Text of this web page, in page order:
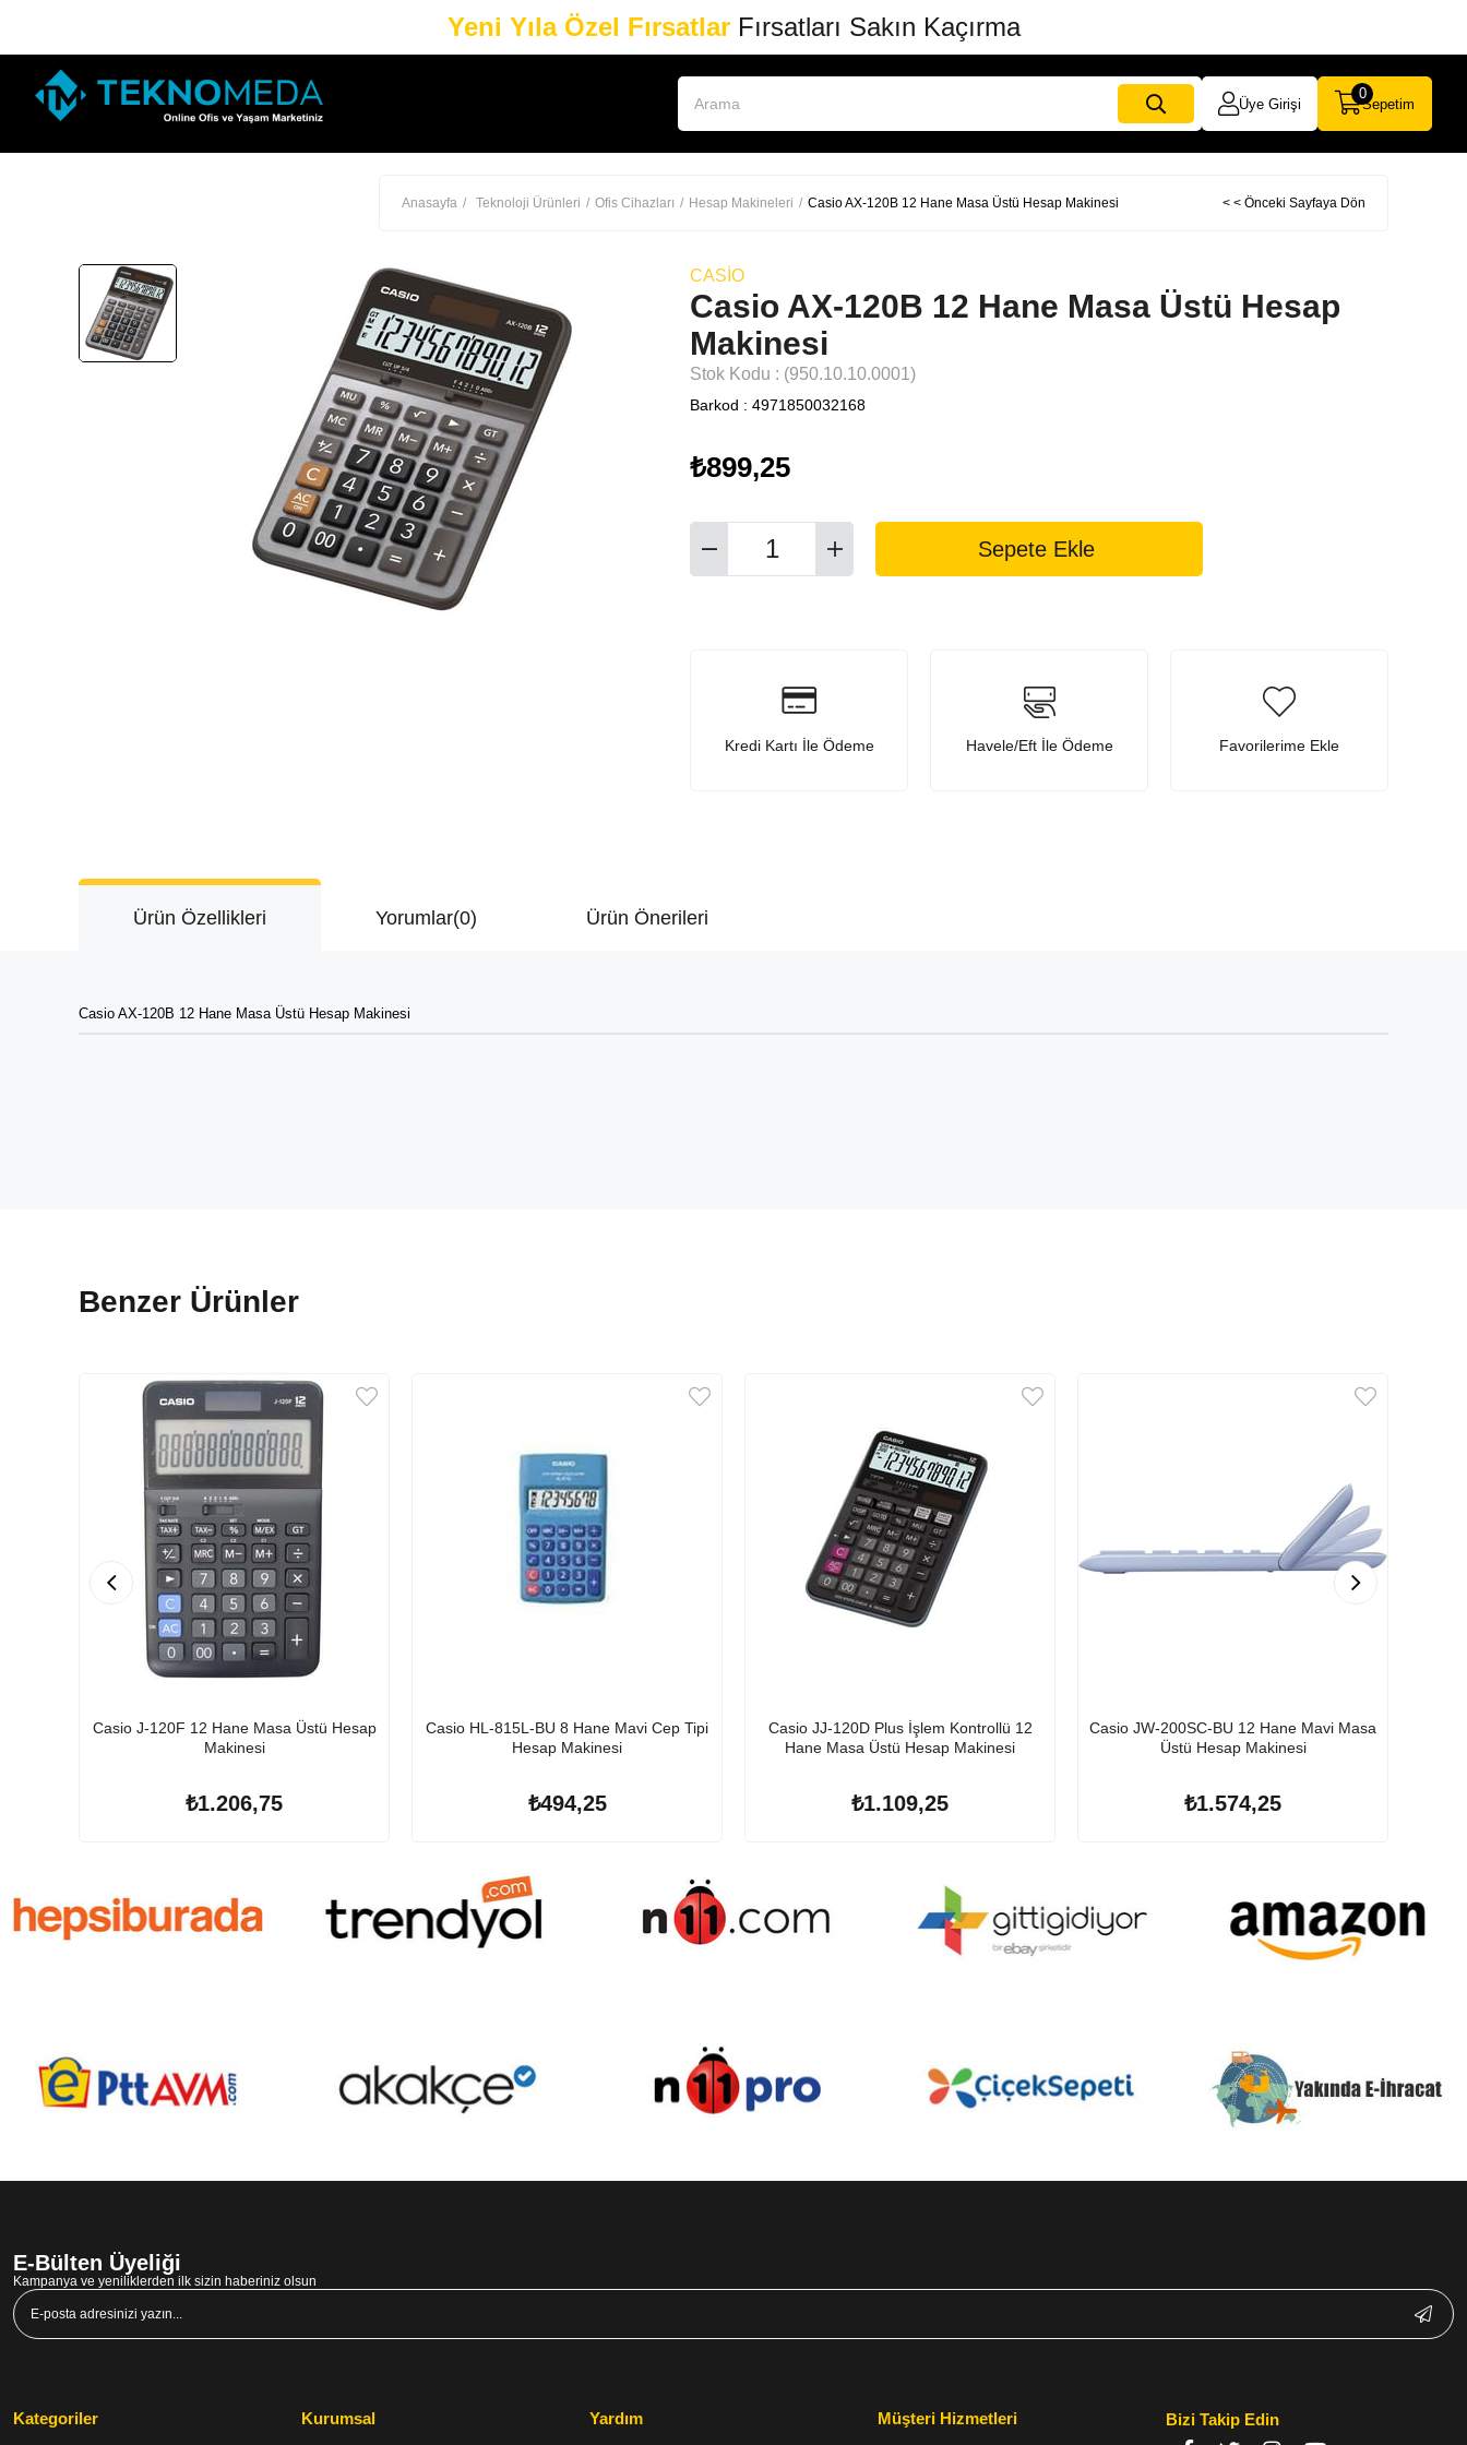
Yeni Yıla Özel FırsatlarFırsatları Sakın Kaçırma
Üye Girişi Sepetim
0
Anasayfa Teknoloji Ürünleri Ofis Cihazları Hesap Makineleri Casio AX-120B 12 Hane Masa Üstü Hesap Makinesi < < Önceki Sayfaya Dön
CASIO
Casio AX-120B 12 Hane Masa Üstü Hesap
Makinesi
Stok Kodu (950.10.10.0001)
Barkod : 4971850032168
₺899,25
Kredi Kartı İle Ödeme Havele/Eft İle Ödeme Favorilerime Ekle
Ürün Özellikleri Yorumlar(0) Ürün Önerileri
Casio AX-120B 12 Hane Masa Üstü Hesap Makinesi
Benzer Ürünler
Casio J-120F 12 Hane Masa Üstü Hesap
Makinesi
₺1.206,75
Casio HL-815L-BU 8 Hane Mavi Cep Tipi
Hesap Makinesi
₺494,25
Casio JJ-120D Plus İşlem Kontrollü 12
Hane Masa Üstü Hesap Makinesi
₺1.109,25
Casio JW-200SC-BU 12 Hane Mavi Masa
Üstü Hesap Makinesi
₺1.574,25
E-Bülten Üyeliği
Kampanya ve yeniliklerden ilk sizin haberiniz olsun
Kategoriler Kurumsal Yardım Müşteri Hizmetleri Bizi Takip Edin